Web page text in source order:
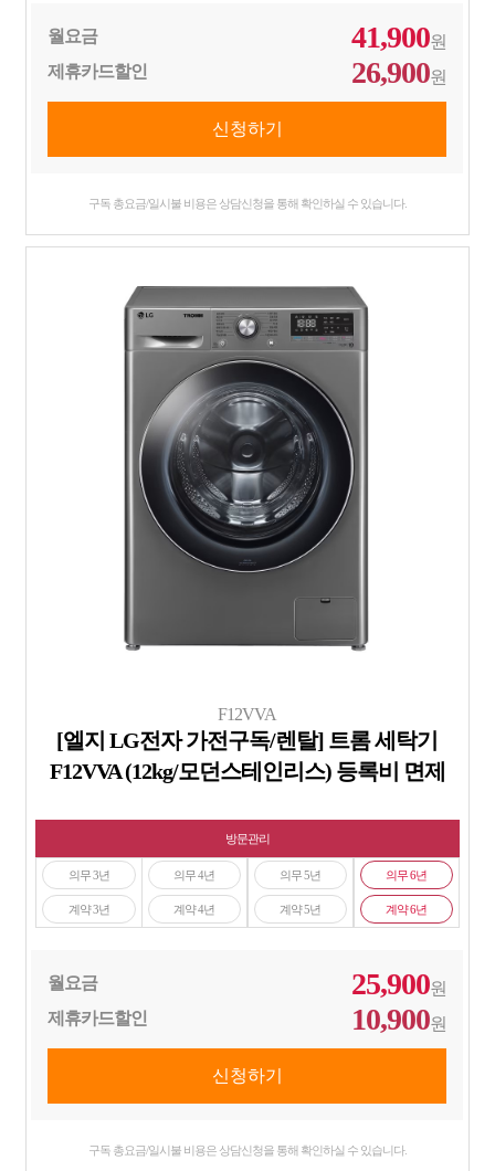
월요금 41,900원
제휴카드할인
26,900원
구독 총요금/일시불 비용은 상담신청을 통해 확인하실 수 있습니다.
F12VVA
[엘지 LG전자 가전구독/렌탈] 트롬 세탁기
F12VVA (12kg/모던스테인리스) 등록비 면제
방문관리
의무 3년
계약 3년
의무 4년
계약 4년
의무 5년
계약 5년
의무 6년
계약 6년
월요금 25,900원
제휴카드할인
10,900원
구독 총요금/일시불 비용은 상담신청을 통해 확인하실 수 있습니다.